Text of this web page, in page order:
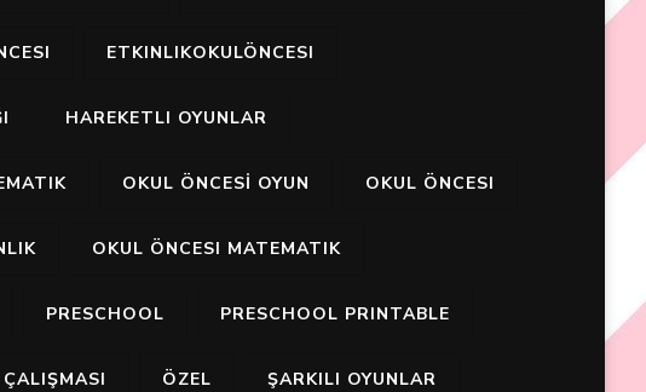
ETKINLIKOKULÖNCESI
HAREKETLI OYUNLAR
OKUL ÖNCESİ OYUN OKUL ÖNCESI
OKUL ÖNCESI MATEMATIK
PRESCHOOL PRESCHOOL PRINTABLE
ÖZEL ŞARKILI OYUNLAR